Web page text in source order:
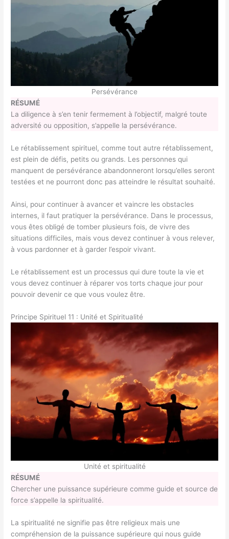
Persévérance
RÉSUMÉ
La diligence à s’en tenir fermement à l’objectif, malgré toute
adversité ou opposition, s’appelle la persévérance.
Le rétablissement spirituel, comme tout autre rétablissement,
est plein de défis, petits ou grands. Les personnes qui
manquent de persévérance abandonneront lorsqu’elles seront
testées et ne pourront donc pas atteindre le résultat souhaité.
Ainsi, pour continuer à avancer et vaincre les obstacles
internes, il faut pratiquer la persévérance. Dans le processus,
vous êtes obligé de tomber plusieurs fois, de vivre des
situations difficiles, mais vous devez continuer à vous relever,
à vous pardonner et à garder l’espoir vivant.
Le rétablissement est un processus qui dure toute la vie et
vous devez continuer à réparer vos torts chaque jour pour
pouvoir devenir ce que vous voulez être.
Principe Spirituel 11 : Unité et Spiritualité
Unité et spiritualité
RÉSUMÉ
Chercher une puissance supérieure comme guide et source de
force s’appelle la spiritualité.
La spiritualité ne signifie pas être religieux mais une
compréhension de la puissance supérieure qui nous guide